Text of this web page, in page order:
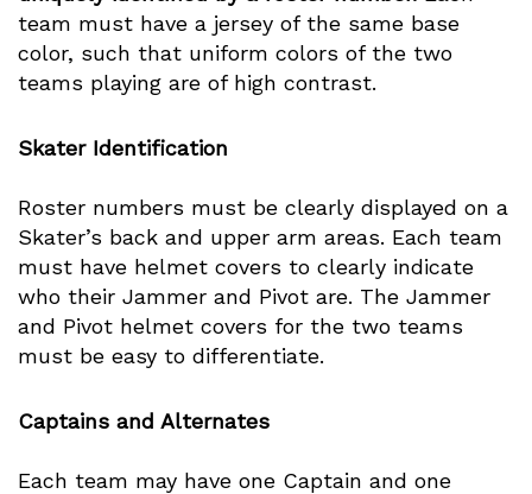
team must have a jersey of the same base
color, such that uniform colors of the two
teams playing are of high contrast.
Skater Identification
Roster numbers must be clearly displayed on a
Skater’s back and upper arm areas. Each team
must have helmet covers to clearly indicate
who their Jammer and Pivot are. The Jammer
and Pivot helmet covers for the two teams
must be easy to differentiate.
Captains and Alternates
Each team may have one Captain and one